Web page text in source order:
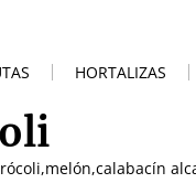
HORTALIZAS